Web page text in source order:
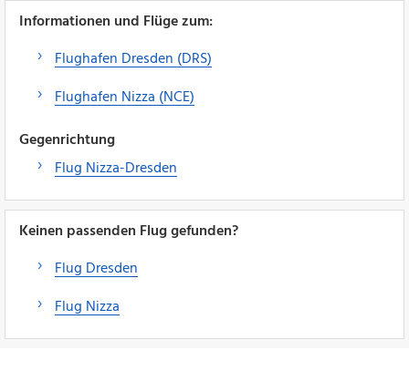
Informationen und Flüge zum:
Flughafen Dresden (DRS)
Flughafen Nizza (NCE)
Gegenrichtung
Flug Nizza-Dresden
Keinen passenden Flug gefunden?
Flug Dresden
Flug Nizza